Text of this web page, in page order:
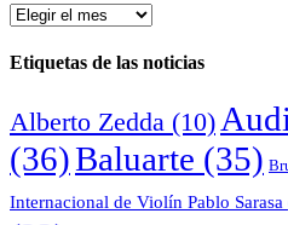
Archivo
noticias
Etiquetas de las noticias
Alberto Zedda (10)
(36)Baluarte (35)
Internacional de Violín Pablo Sarasa